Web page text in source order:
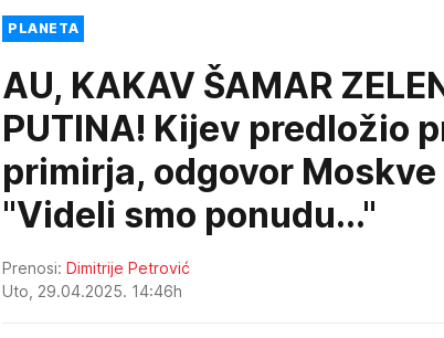
PLANETA
AU, KAKAV ŠAMAR
PUTINA! Kijev predložio
primirja, odgovor
"Videli smo ponudu..."
Prenosi: Dimitrije Petrović
Uto, 29.04.2025. 14:46h